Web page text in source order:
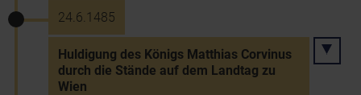
24.6.1485
Huldigung des Königs Matthias Corvinus
durch die Stände auf dem Landtag zu
Wien